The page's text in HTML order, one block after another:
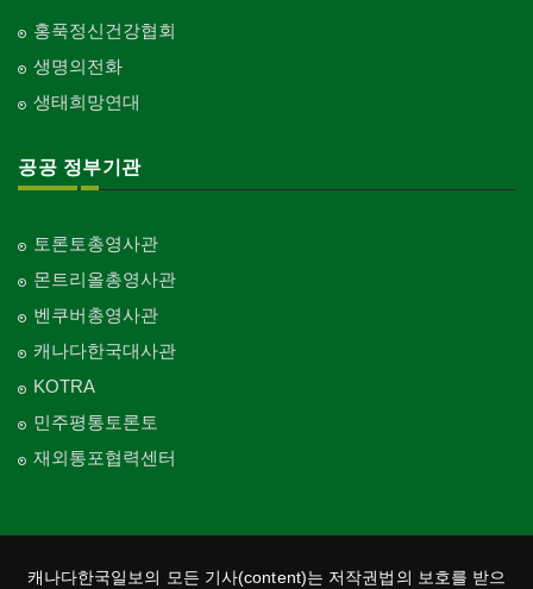
홍푹정신건강협회
생명의전화
생태희망연대
공공 정부기관
토론토총영사관
몬트리올총영사관
벤쿠버총영사관
캐나다한국대사관
KOTRA
민주평통토론토
재외통포협력센터
캐나다한국일보의 모든 기사(content)는 저작권법의 보호를 받으